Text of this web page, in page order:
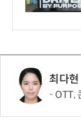
최다
OTT, 콘